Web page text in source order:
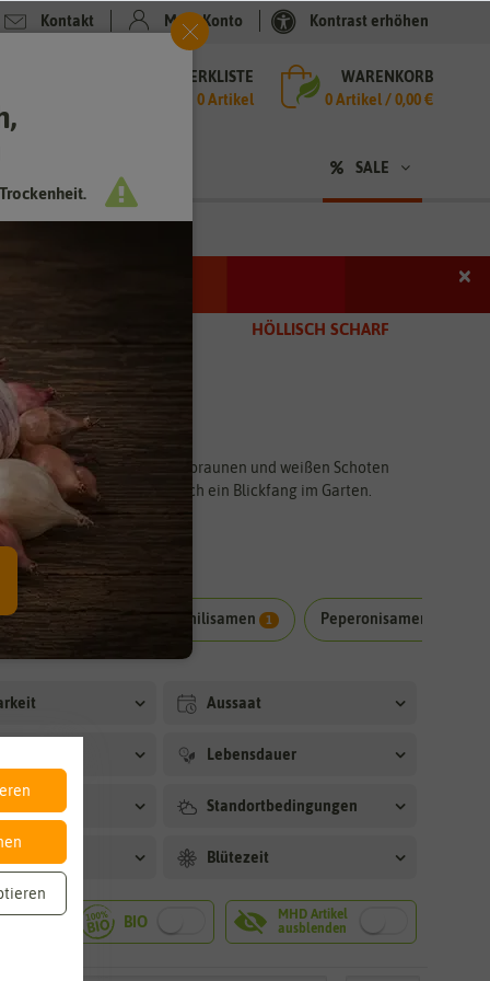
Kontakt Mein Konto Kontrast erhöhen
MERKLISTE
0 Artikel
WARENKORB
0Artikel /0,00 €
SALE
HÖLLISCH SCHARF
×
Die kleinen roten, gelben, braunen und weißen Schoten
feurigen Farben sind auch ein Blickfang im Garten.
8 Kirschchilisamen 1 Peperonisamen
Aussaat
Lebensdauer
Standortbedingungen
Blütezeit